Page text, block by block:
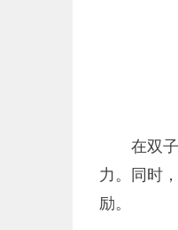
在双
力。同时
励。